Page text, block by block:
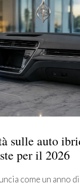
sulle auto
per il 2026
come un anno